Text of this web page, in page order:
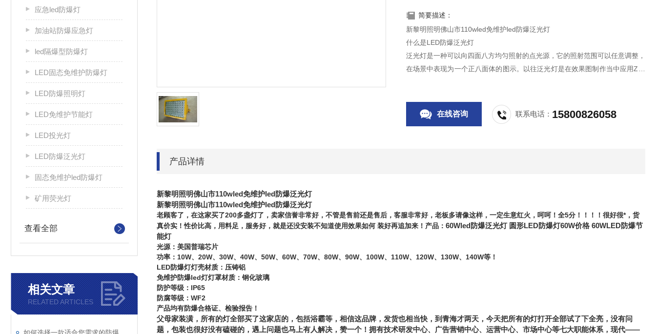
应急led防爆灯
加油站防爆应急灯
led隔爆型防爆灯
LED固态免维护防爆灯
LED防爆照明灯
LED免维护节能灯
LED投光灯
LED防爆泛光灯
固态免维护led防爆灯
矿用荧光灯
查看全部
相关文章
RELATED ARTICLES
简要描述：
新黎明照明佛山市110wled免维护led防爆泛光灯
什么是LED防爆泛光灯
泛光灯是一种可以向四面八方均匀照射的点光源，它的照射范围可以任意调整，
在场景中表现为一个正八面体的图示。以往泛光灯是在效果图制作当中应用Z广
30W高效节能LED防爆灯
在线咨询 联系电话： 15800826058
产品详情
新黎明照明佛山市110wled免维护led防爆泛光灯
新黎明照明佛山市110wled免维护led防爆泛光灯
老顾客了，在这家买了200多盏灯了，卖家信誉非常好，不管是售前还是售后，客服非常好，老板多请像这样，一定生意红火，呵呵！全5分！！！！很好很*，货
真价实！性价比高，用料足，服务好，就是还没安装不知道使用效果如何 装好再追加来！产品： 60Wled防爆泛光灯 圆形LED防爆灯60W价格 60WLED防爆节
能灯
光源：美国普瑞芯片
功率：10W、20W、30W、40W、50W、60W、70W、80W、90W、100W、110W、120W、130W、140W等！
LED防爆灯灯壳材质：压铸铝
免维护防爆led灯灯罩材质：钢化玻璃
防护等级：IP65
防腐等级：WF2
产品均有防爆合格证、检验报告！
父母家装潢，所有的灯全部买了这家店的，包括浴霸等，相信这品牌，发货也相当快，到青海才两天，今天把所有的灯打开全部试了下全亮，没有问
题，包装也很好没有磕碰的，遇上问题也马上有人解决，赞一个！拥有技术研发中心、广告营销中心、运营中心、市场中心等七大职能体系，现代——